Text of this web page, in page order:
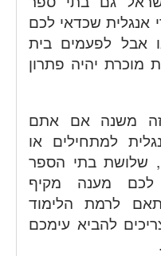
אנגלית שכדאי לכם
אבל לפעמים בית
יהיה פתרון
זה משנה אם אתם
למתחילים או
שלושת בתי הספר
לכם מענה מקיף
לרמת הלימוד
להביא עימכם